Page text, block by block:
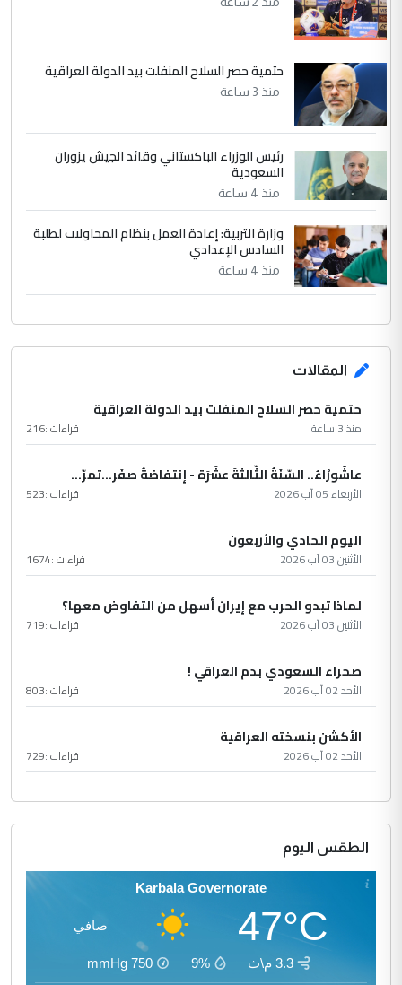
الرافدين تعاني الجفاف والتصحر!!
حتمية حصر السلاح المنفلت بيد الدولة العراقية
منذ 3 ساعة
رئيس الوزراء الباكستاني وقائد الجيش يزوران
السعودية
منذ 4 ساعة
وزارة التربية: إعادة العمل بنظام المحاولات لطلبة
السادس الإعدادي
منذ 4 ساعة
المقالات
حتمية حصر السلاح المنفلت بيد الدولة العراقية
منذ 3 ساعة قراءات :216
عاشُورْاءُ.. السّنَةُ الثّالثةَ عشَرَة - إِنتفاضةُ صفَر…تمرّ...
الأربعاء 05 آب 2026 قراءات :523
اليوم الحادي والأربعون
الأثنين 03 آب 2026 قراءات :1674
لماذا تبدو الحرب مع إيران أسهل من التفاوض معها؟
الأثنين 03 آب 2026 قراءات :719
صحراء السعودي بدم العراقي !
الأحد 02 آب 2026 قراءات :803
الأكشن بنسخته العراقية
الأحد 02 آب 2026 قراءات :729
الطقس اليوم
Karbala Governorate
47°C صافي
3.3 م\ث 9%
750
mmHg